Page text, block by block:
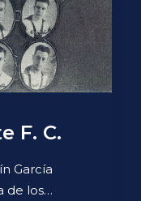
F. C.
García
de los…